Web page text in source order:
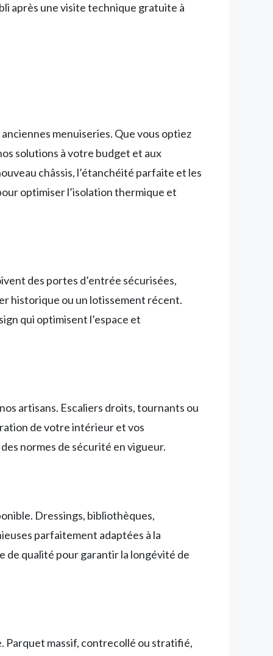
après une visite technique gratuite à
menuiseries. Que vous optiez
solutions à votre budget et aux
châssis, l’étanchéité parfaite et les
optimiser l’isolation thermique et
des portes d’entrée sécurisées,
historique ou un lotissement récent.
qui optimisent l’espace et
artisans. Escaliers droits, tournants ou
de votre intérieur et vos
normes de sécurité en vigueur.
Dressings, bibliothèques,
parfaitement adaptées à la
de qualité pour garantir la longévité de
Parquet massif, contrecollé ou stratifié,